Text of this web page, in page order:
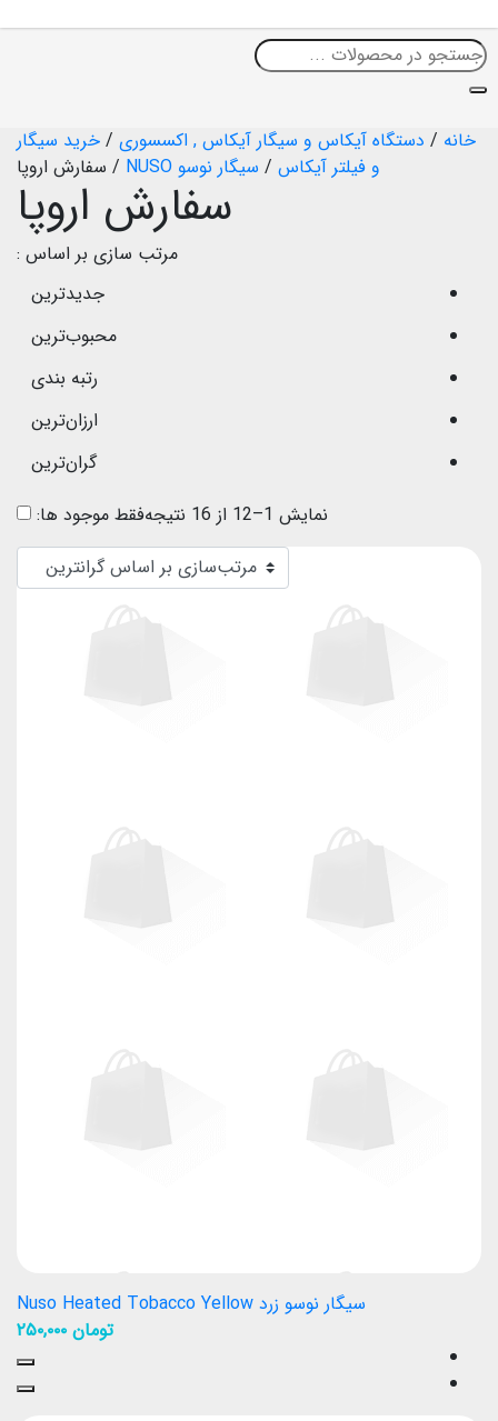
خانه / دستگاه آیکاس و سیگار آیکاس , اکسسوری / خرید سیگار
و فیلتر آیکاس / سیگار نوسو NUSO / سفارش اروپا
سفارش اروپا
مرتب سازی بر اساس :
جدیدترین
محبوب‌ترین
رتبه بندی
ارزان‌ترین
گران‌ترین
فقط موجود ها:
نمایش 1–12 از 16 نتیجه
سیگار نوسو زرد Nuso Heated Tobacco Yellow
تومان